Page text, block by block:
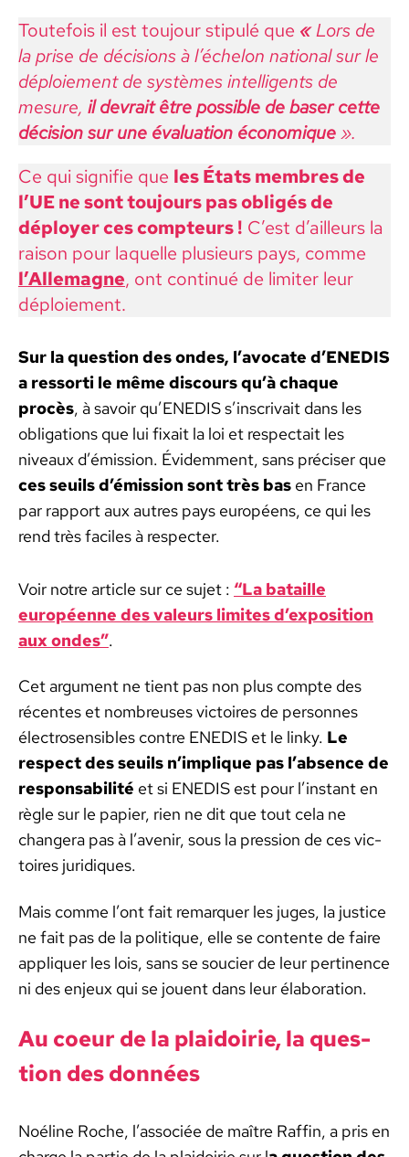
Toute­fois il est tou­jour stip­ulé que «Lors de
la prise de déci­sions à l’éch­e­lon nation­al sur le
déploiement de sys­tèmes intel­li­gents de
mesure, il devrait être pos­si­ble de baser cette
déci­sion sur une éval­u­a­tion économique».
Ce qui sig­ni­fie que les États mem­bres de
l’UE ne sont tou­jours pas oblig­és de
déploy­er ces comp­teurs ! C’est d’ailleurs la
rai­son pour laque­lle plusieurs pays, comme
l’Alle­magne, ont con­tin­ué de lim­iter leur
déploiement.
Sur la ques­tion des ondes, l’av­o­cate d’ENEDIS
a ressor­ti le même dis­cours qu’à chaque
procès, à savoir qu’ENEDIS s’in­scrivait dans les
oblig­a­tions que lui fix­ait la loi et respec­tait les
niveaux d’émis­sion. Évidem­ment, sans pré­cis­er que
ces seuils d’émis­sion sont très bas en France
par rap­port aux autres pays européens, ce qui les
rend très faciles à respecter.
Voir notre arti­cle sur ce sujet : “La bataille
européenne des valeurs lim­ites d’ex­po­si­tion
aux ondes”.
Cet argu­ment ne tient pas non plus compte des
récentes et nom­breuses vic­toires de per­son­nes
élec­trosen­si­bles con­tre ENEDIS et le linky. Le
respect des seuils n’im­plique pas l’ab­sence de
respon­s­abil­ité et si ENEDIS est pour l’in­stant en
règle sur le papi­er, rien ne dit que tout cela ne
chang­era pas à l’avenir, sous la pres­sion de ces vic­
toires juridiques.
Mais comme l’ont fait remar­quer les juges, la jus­tice
ne fait pas de la poli­tique, elle se con­tente de faire
appli­quer les lois, sans se souci­er de leur per­ti­nence
ni des enjeux qui se jouent dans leur élab­o­ra­tion.
Au coeur de la plaidoirie, la ques­
tion des don­nées
Noé­line Roche, l’as­so­ciée de maître Raf­fin, a pris en